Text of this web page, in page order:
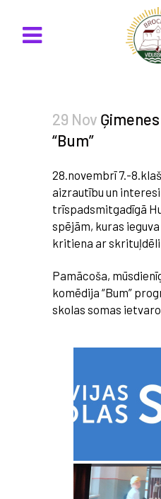
29 Nov
“Bum”
28.novembrī 7.-
aizrautību un
trīspadsmitgadīgā
spējām, kuras
kritiena ar
Pamācoša,
komēdija “Bum”
skolas somas